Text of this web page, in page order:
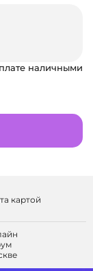
наличными
картой